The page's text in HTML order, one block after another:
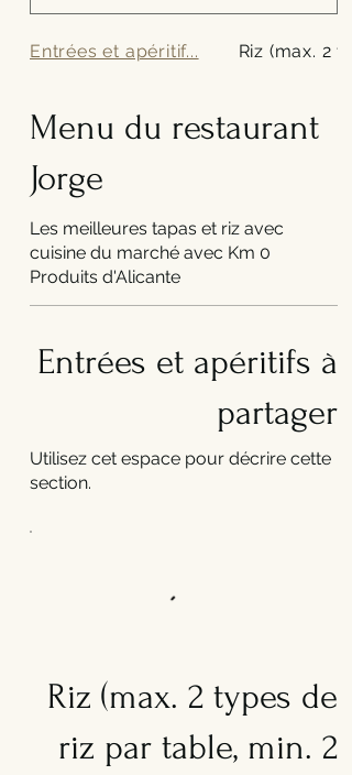
Menu du restaurant
Jorge
Les meilleures tapas et riz avec
cuisine du marché avec Km 0
Produits d'Alicante
Entrées et apéritifs à
partager
Utilisez cet espace pour décrire cette
section.
Riz (max. 2 types de
riz par table, min. 2
Entrées et apéritif... Riz (max. 2